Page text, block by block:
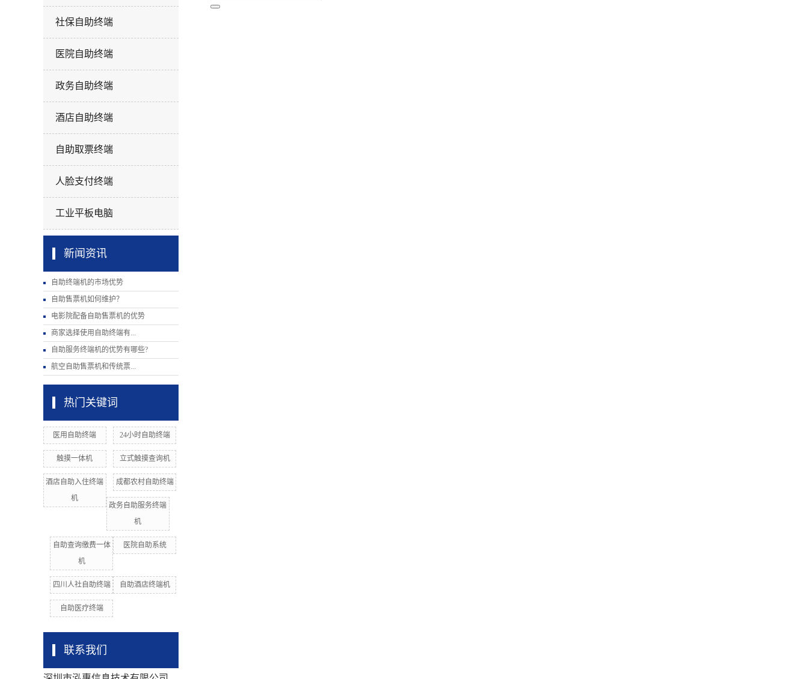
社保自助终端
医院自助终端
政务自助终端
酒店自助终端
自助取票终端
人脸支付终端
工业平板电脑
新闻资讯
自助终端机的市场优势
自助售票机如何维护？
电影院配备自助售票机的优势
商家选择使用自助终端有...
自助服务终端机的优势有哪些?
航空自助售票机和传统票...
热门关键词
医用自助终端 24小时自助终端
触摸一体机 立式触摸查询机
酒店自助入住终端
机
成都农村自助终端
政务自助服务终端
机
自助查询缴费一体
机
医院自助系统
四川人社自助终端 自助酒店终端机
自助医疗终端
联系我们